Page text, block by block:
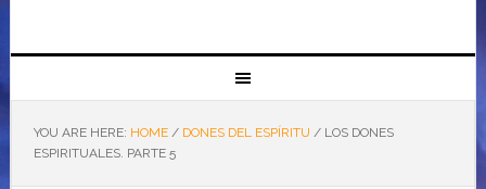
YOU ARE HERE: HOME / DONES DEL ESPÍRITU /LOS DONES
ESPIRITUALES. PARTE 5